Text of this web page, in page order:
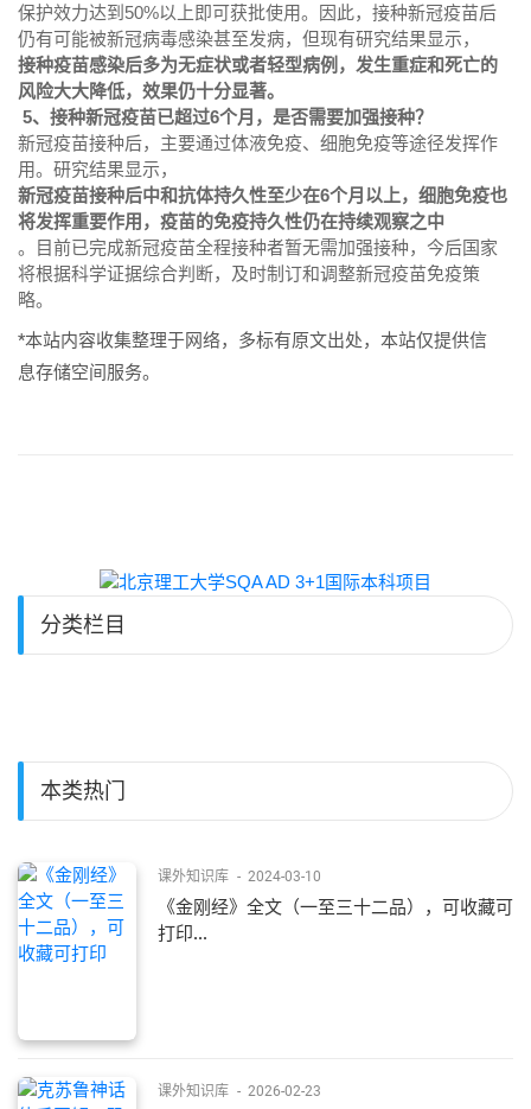
保护效力达到50%以上即可获批使用。因此，接种新冠疫苗后
仍有可能被新冠病毒感染甚至发病，但现有研究结果显示，
接种疫苗感染后多为无症状或者轻型病例，发生重症和死亡的
风险大大降低，效果仍十分显著。
5、接种新冠疫苗已超过6个月，是否需要加强接种？
新冠疫苗接种后，主要通过体液免疫、细胞免疫等途径发挥作
用。研究结果显示，
新冠疫苗接种后中和抗体持久性至少在6个月以上，细胞免疫也
将发挥重要作用，疫苗的免疫持久性仍在持续观察之中
。目前已完成新冠疫苗全程接种者暂无需加强接种，今后国家
将根据科学证据综合判断，及时制订和调整新冠疫苗免疫策
略。
*本站内容收集整理于网络，多标有原文出处，本站仅提供信
息存储空间服务。
分类栏目
本类热门
课外知识库 - 2024-03-10
《金刚经》全文（一至三十二品），可收藏可
打印...
课外知识库 - 2026-02-23